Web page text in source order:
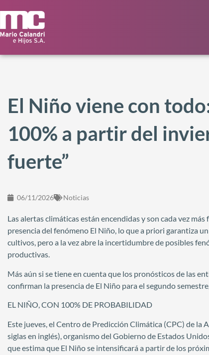
El Niño viene con
100% a partir del
fuerte”
06/11/2026 Noticias
Las alertas climáticas están encendidas y son cada vez
presencia del fenómeno El Niño, lo que a priori garantiza
cultivos, pero a la vez abre la incertidumbre de posibles
productivas.
Más aún si se tiene en cuenta que los pronósticos de las
confirman la presencia de El Niño para el segundo
EL NIÑO, CON 100% DE PROBABILIDAD
Este jueves, el Centro de Predicción Climática (CPC) de
siglas en inglés), organismo del Gobierno de Estados
que estima que El Niño se intensificará a partir de los